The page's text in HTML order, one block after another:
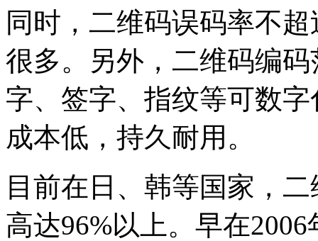
同时，二维码误码率不
很多。另外，二维码编
字、签字、指纹等可数
成本低，持久耐用。
目前在日、韩等国家，
高达96%以上。早在